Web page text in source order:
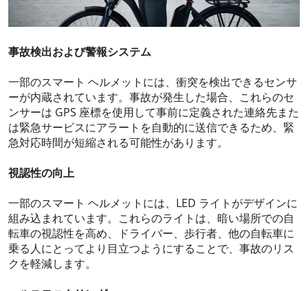
事故検出および警報システム
一部のスマート ヘルメットには、衝突を検出できるセンサ
ーが内蔵されています。事故が発生した場合、これらのセ
ンサーは GPS 座標を使用して事前に定義された連絡先また
は緊急サービスにアラートを自動的に送信できるため、緊
急対応時間が短縮される可能性があります。
視認性の向上
一部のスマート ヘルメットには、LED ライトがデザインに
組み込まれています。これらのライトは、暗い場所での自
転車の視認性を高め、ドライバー、歩行者、他の自転車に
乗る人にとってより目立つようにすることで、事故のリス
クを軽減します。